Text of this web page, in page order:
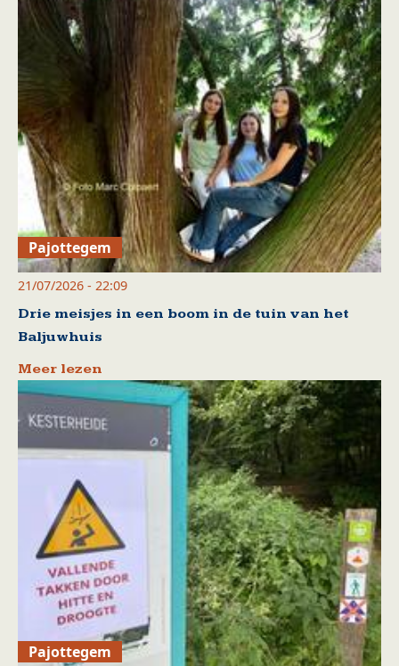
Pajottegem
21/07/2026 - 22:09
Drie meisjes in een boom in de tuin van het
Baljuwhuis
Meer lezen
Pajottegem